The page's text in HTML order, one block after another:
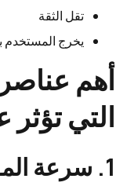
تقل الثقة
يخرج
أهم
التي
1. سرعة الموقع